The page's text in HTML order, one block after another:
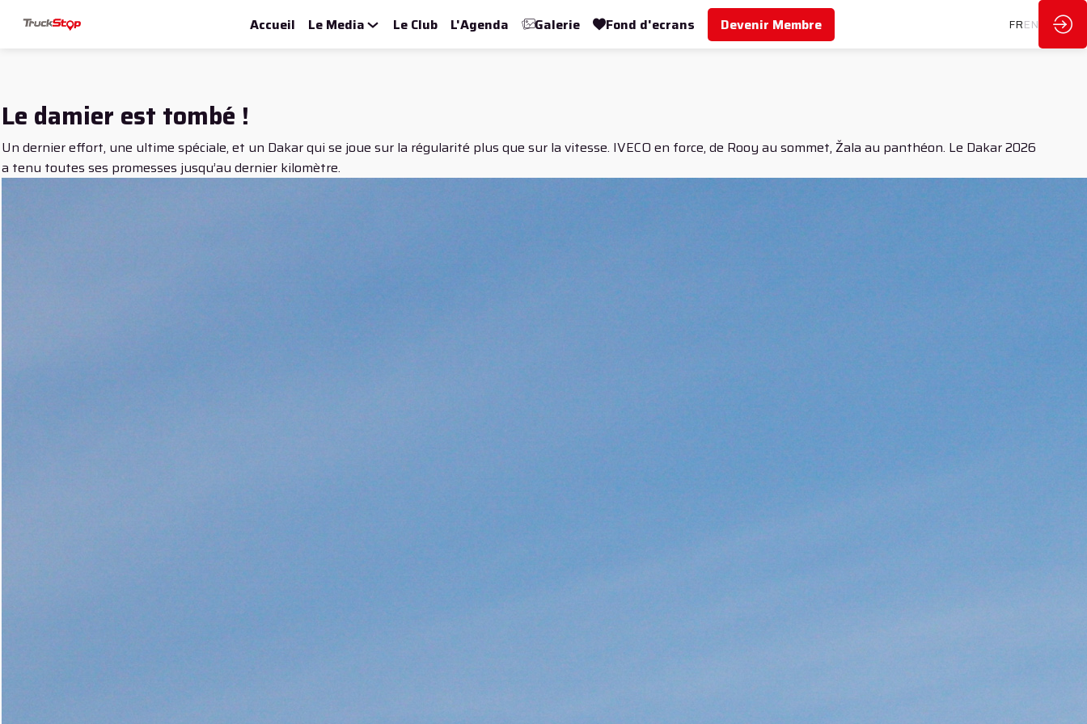
Accueil Le Media Le Club L'Agenda Galerie Fond d'ecrans Devenir Membre FREN
Le damier est tombé !
Un dernier effort, une ultime spéciale, et un Dakar qui se joue sur la régularité plus que sur la vitesse. IVECO en force, de Rooy au sommet, Žala au panthéon. Le Dakar 2026
a tenu toutes ses promesses jusqu’au dernier kilomètre.